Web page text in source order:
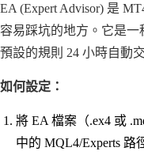
EA (Expert Advisor) 是
容易踩坑的地方。它是
預設的規則 24 小時自動
如何設定：
將 EA 檔案（.ex4 或
中的 MQL4/Experts 路